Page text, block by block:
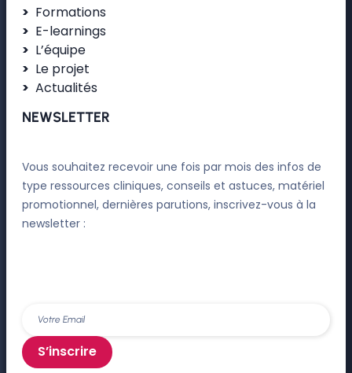
Formations
E-learnings
L’équipe
Le projet
Actualités
NEWSLETTER
Vous souhaitez recevoir une fois par mois des infos de
type ressources cliniques, conseils et astuces, matériel
promotionnel, dernières parutions, inscrivez-vous à la
newsletter :
S’inscrire